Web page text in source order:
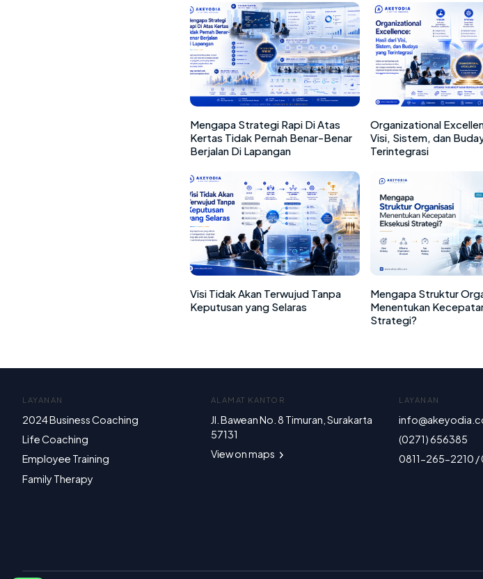
Mengapa Strategi Rapi Di Atas
Kertas Tidak Pernah Benar-Benar
Berjalan Di Lapangan
Organizational
Visi, Sistem, dan
Terintegrasi
Visi Tidak Akan Terwujud Tanpa
Keputusan yang Selaras
Mengapa Struktur
Menentukan
Strategi?
LAYANAN
2024 Business Coaching
Life Coaching
Employee Training
Family Therapy
ALAMAT KANTOR
Jl. Bawean No. 8 Timuran, Surakarta
57131
View on maps
LAYANAN
(0271) 656385
0811-265-2210